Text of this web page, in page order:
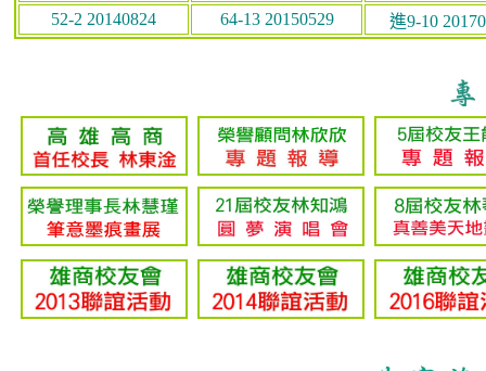
52-2 20140824
64-13 20150529 進9-10